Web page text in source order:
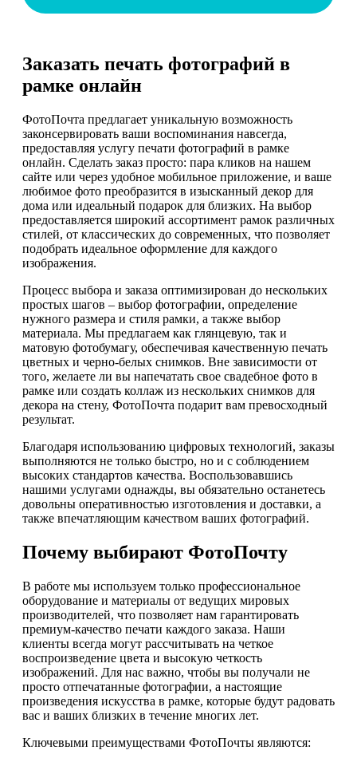
Заказать печать фотографий в
рамке онлайн
ФотоПочта предлагает уникальную возможность
законсервировать ваши воспоминания навсегда,
предоставляя услугу печати фотографий в рамке
онлайн. Сделать заказ просто: пара кликов на нашем
сайте или через удобное мобильное приложение, и ваше
любимое фото преобразится в изысканный декор для
дома или идеальный подарок для близких. На выбор
предоставляется широкий ассортимент рамок различных
стилей, от классических до современных, что позволяет
подобрать идеальное оформление для каждого
изображения.
Процесс выбора и заказа оптимизирован до нескольких
простых шагов – выбор фотографии, определение
нужного размера и стиля рамки, а также выбор
материала. Мы предлагаем как глянцевую, так и
матовую фотобумагу, обеспечивая качественную печать
цветных и черно-белых снимков. Вне зависимости от
того, желаете ли вы напечатать свое свадебное фото в
рамке или создать коллаж из нескольких снимков для
декора на стену, ФотоПочта подарит вам превосходный
результат.
Благодаря использованию цифровых технологий, заказы
выполняются не только быстро, но и с соблюдением
высоких стандартов качества. Воспользовавшись
нашими услугами однажды, вы обязательно останетесь
довольны оперативностью изготовления и доставки, а
также впечатляющим качеством ваших фотографий.
Почему выбирают ФотоПочту
В работе мы используем только профессиональное
оборудование и материалы от ведущих мировых
производителей, что позволяет нам гарантировать
премиум-качество печати каждого заказа. Наши
клиенты всегда могут рассчитывать на четкое
воспроизведение цвета и высокую четкость
изображений. Для нас важно, чтобы вы получали не
просто отпечатанные фотографии, а настоящие
произведения искусства в рамке, которые будут радовать
вас и ваших близких в течение многих лет.
Ключевыми преимуществами ФотоПочты являются: